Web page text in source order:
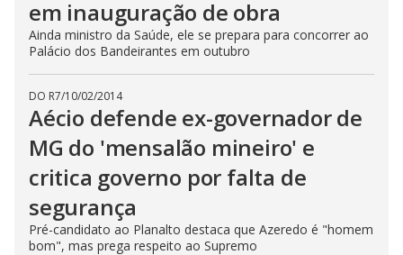
em inauguração de obra
Ainda ministro da Saúde, ele se prepara para concorrer ao
Palácio dos Bandeirantes em outubro
DO R7/10/02/2014
Aécio defende ex-governador de
MG do 'mensalão mineiro' e
critica governo por falta de
segurança
Pré-candidato ao Planalto destaca que Azeredo é "homem
bom", mas prega respeito ao Supremo